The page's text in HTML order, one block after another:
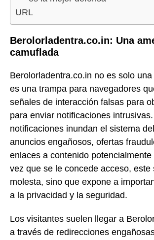
URL
Berolorladentra.co.in: Una
camuflada
Berolorladentra.co.in no es solo
es una trampa para navegadores
señales de interacción falsas para
para enviar notificaciones
notificaciones inundan el sistema
anuncios engañosos, ofertas
enlaces a contenido
vez que se le concede acceso, este
molesta, sino que expone a
a la privacidad y la seguridad.
Los visitantes suelen llegar a
a través de redirecciones